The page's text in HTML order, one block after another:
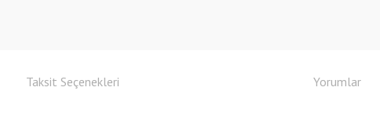
Taksit Seçenekleri Yorumlar